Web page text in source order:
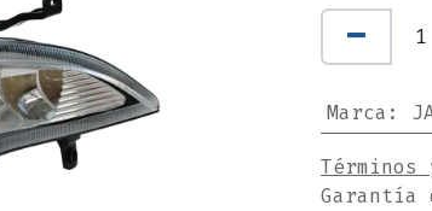
Marca :
Términos
Garantía